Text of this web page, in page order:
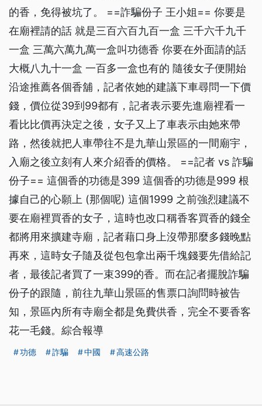
的香，免得被坑了。 ==詐騙份子 王小姐== 你要是
在廟裡請的話 就是三百六百九百一盒 三千六千九千
一盒 三萬六萬九萬一盒叫功德香 你要在外面請的話
大概八九十一盒 一百多一盒也有的 隨後女子便開始
沿途推薦各個香舖，記者依她的建議下車尋問一下價
錢，價位從39到99都有，記者表示要先進廟裡看一
看比比價再決定之後，女子又上了車表示由她來帶
路，然後就把人車帶往不是九華山景區的一間廟宇，
入廟之後立刻有人來介紹香的價格。 ==記者 vs 詐騙
份子== 這個香的功德是399 這個香的功德是999 根
據自己的心願上 (那個呢) 這個1999 之前強烈建議不
要在廟裡買香的女子，這時也改口稱香客買香的錢全
都將用來擴建寺廟，記者藉口身上沒帶那麼多錢晚點
再來，這時女子隨及從包包拿出兩千塊錢要先借給記
者，最後記者買了一束399的香。而在記者擺脫詐騙
份子的跟隨，前往九華山景區的售票口詢問時被告
知，景區內所有寺廟全都是免費供香，完全不要香客
花一毛錢。綜合報導
功德 詐騙 中國 高速公路